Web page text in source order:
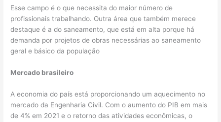
Esse campo é o que necessita do maior número de
profissionais trabalhando. Outra área que também merece
destaque é a do saneamento, que está em alta porque há
demanda por projetos de obras necessárias ao saneamento
geral e básico da população
Mercado brasileiro
A economia do país está proporcionando um aquecimento no
mercado da Engenharia Civil. Com o aumento do PIB em mais
de 4% em 2021 e o retorno das atividades econômicas, o